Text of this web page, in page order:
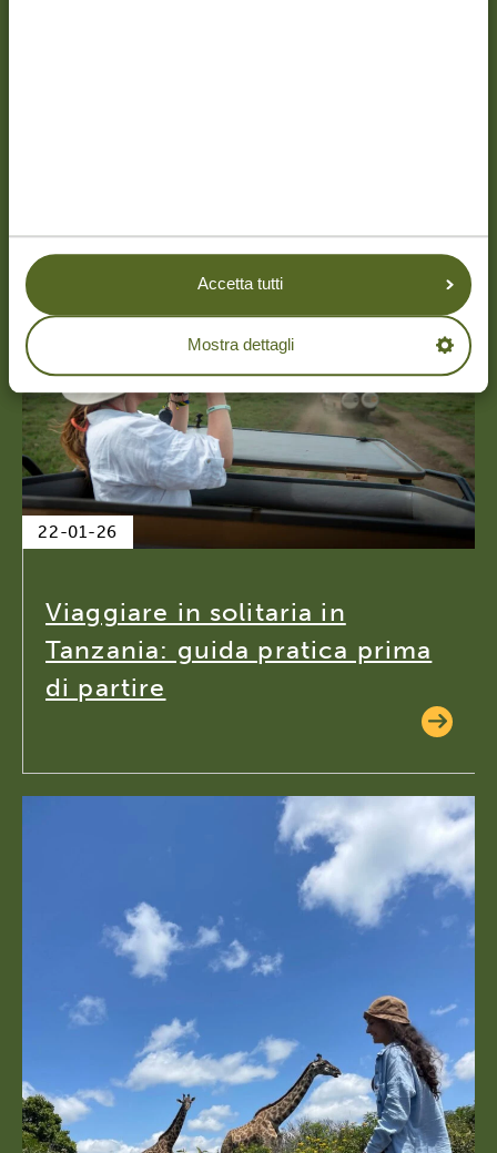
Accetta tutti
Mostra dettagli
22-01-26
Viaggiare in solitaria in
Tanzania: guida pratica prima
di partire